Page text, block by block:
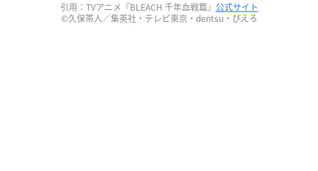
引用：TVアニメ『BLEACH 千年血戦篇』 公式サイト
©久保帯人／集英社・テレビ東京・dentsu・ぴえろ